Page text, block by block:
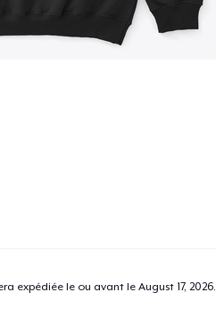
expédiée le ou avant le August 17, 2026.